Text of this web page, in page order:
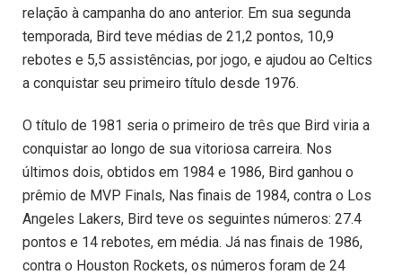
relação à campanha do ano anterior. Em sua segunda
temporada, Bird teve médias de 21,2 pontos, 10,9
rebotes e 5,5 assistências, por jogo, e ajudou ao Celtics
a conquistar seu primeiro título desde 1976.
O título de 1981 seria o primeiro de três que Bird viria a
conquistar ao longo de sua vitoriosa carreira. Nos
últimos dois, obtidos em 1984 e 1986, Bird ganhou o
prêmio de MVP Finals, Nas finais de 1984, contra o Los
Angeles Lakers, Bird teve os seguintes números: 27.4
pontos e 14 rebotes, em média. Já nas finais de 1986,
contra o Houston Rockets, os números foram de 24